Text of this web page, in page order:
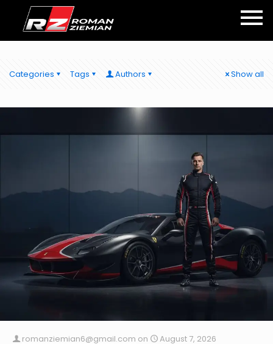
Categories Tags Authors Show all
romanziemian6@gmail.com on
August 7, 2026